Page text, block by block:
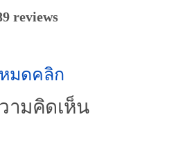
reviews
มดคลิก
ามคิดเห็น